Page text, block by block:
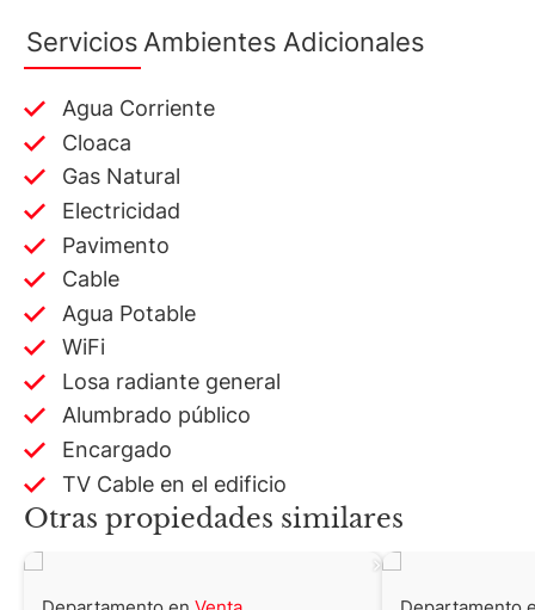
Servicios Ambientes Adicionales
Agua Corriente
Cloaca
Gas Natural
Electricidad
Pavimento
Cable
Agua Potable
WiFi
Losa radiante general
Alumbrado público
Encargado
TV Cable en el edificio
Otras propiedades similares